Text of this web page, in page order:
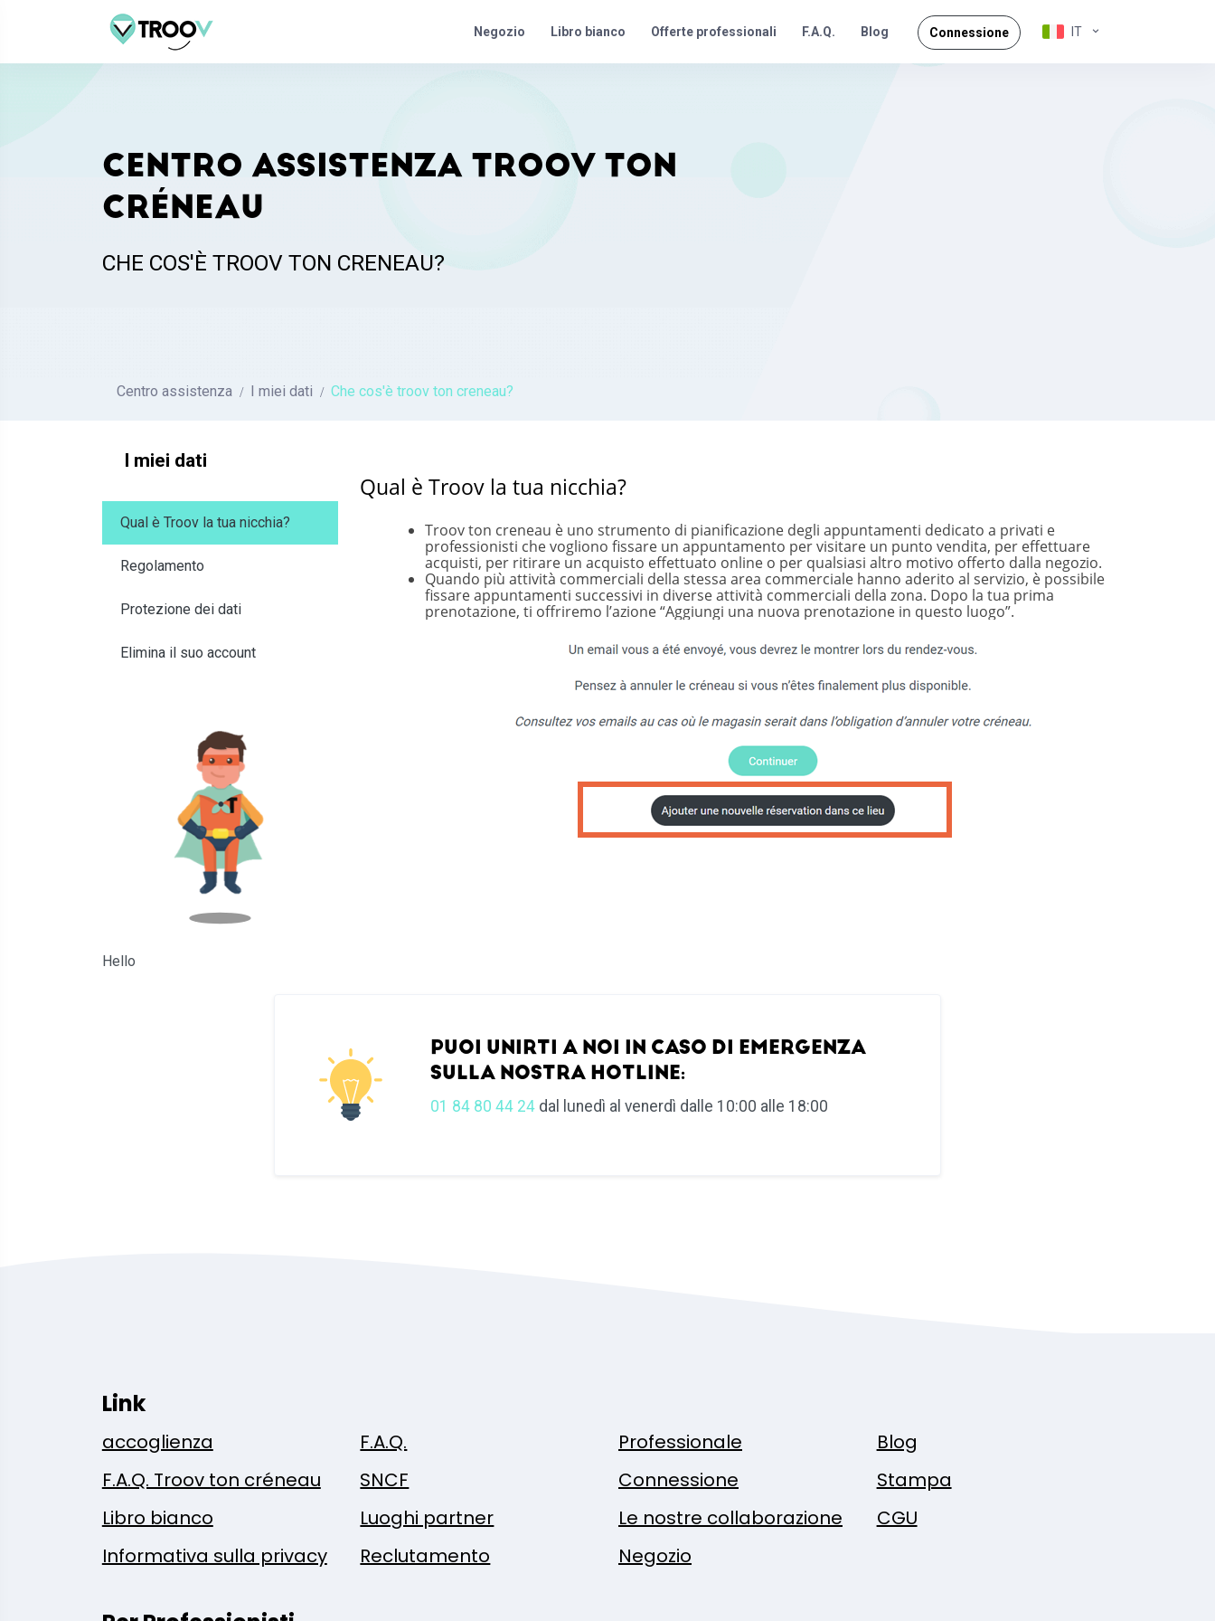
Negozio Libro bianco Offerte professionali F.A.Q. Blog Connessione IT
CENTRO ASSISTENZA TROOV TON
CRÉNEAU
CHE COS'È TROOV TON CRENEAU?
Centro assistenza I miei dati Che cos'è troov ton creneau?
I miei dati
Qual è Troov la tua nicchia?
Regolamento
Protezione dei dati
Elimina il suo account
Hello
Qual è Troov la tua nicchia?
Troov ton creneau è uno strumento di pianificazione degli appuntamenti dedicato a privati e
professionisti che vogliono fissare un appuntamento per visitare un punto vendita, per effettuare
acquisti, per ritirare un acquisto effettuato online o per qualsiasi altro motivo offerto dalla negozio.
Quando più attività commerciali della stessa area commerciale hanno aderito al servizio, è possibile
fissare appuntamenti successivi in diverse attività commerciali della zona. Dopo la tua prima
prenotazione, ti offriremo l’azione “Aggiungi una nuova prenotazione in questo luogo”.
PUOI UNIRTI A NOI IN CASO DI EMERGENZA
SULLA NOSTRA HOTLINE:
01 84 80 44 24 dal lunedì al venerdì dalle 10:00 alle 18:00
Link
accoglienza F.A.Q. Professionale
Blog
F.A.Q. Troov ton créneau
SNCF Connessione
Stampa
Libro bianco
Luoghi partner Le nostre collaborazione
CGU
Informativa sulla privacy
Reclutamento Negozio